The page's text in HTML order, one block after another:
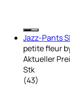
Jazz-Pants
petite fleur
Aktueller
Stk
(43)